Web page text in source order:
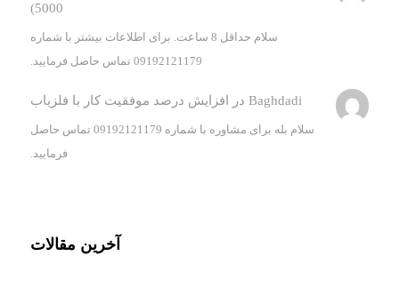
5000)
سلام حداقل 8 ساعت. برای اطلاعات بیشتر با شماره
09192121179 تماس حاصل فرمایید.
Baghdadi در افزایش درصد موفقیت کار با فلزیاب
سلام بله برای مشاوره با شماره 09192121179 تماس حاصل
فرمایید.
آخرین مقالات